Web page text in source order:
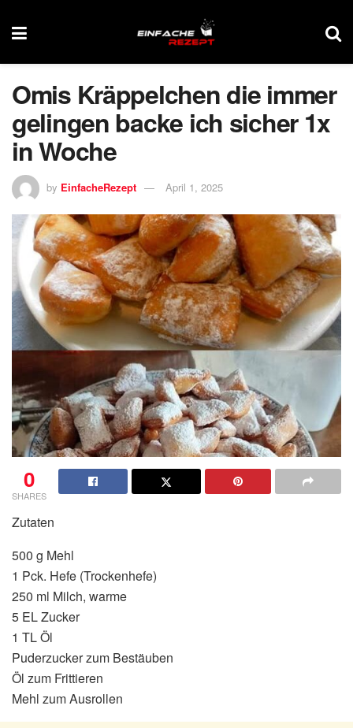
Omis Kräppelchen die immer
gelingen backe ich sicher 1x
in Woche
by EinfacheRezept April 1, 2025
0
SHARES
Zutaten
500 g Mehl
1 Pck. Hefe (Trockenhefe)
250 ml Milch, warme
5 EL Zucker
1 TL Öl
Puderzucker zum Bestäuben
Öl zum Frittieren
Mehl zum Ausrollen